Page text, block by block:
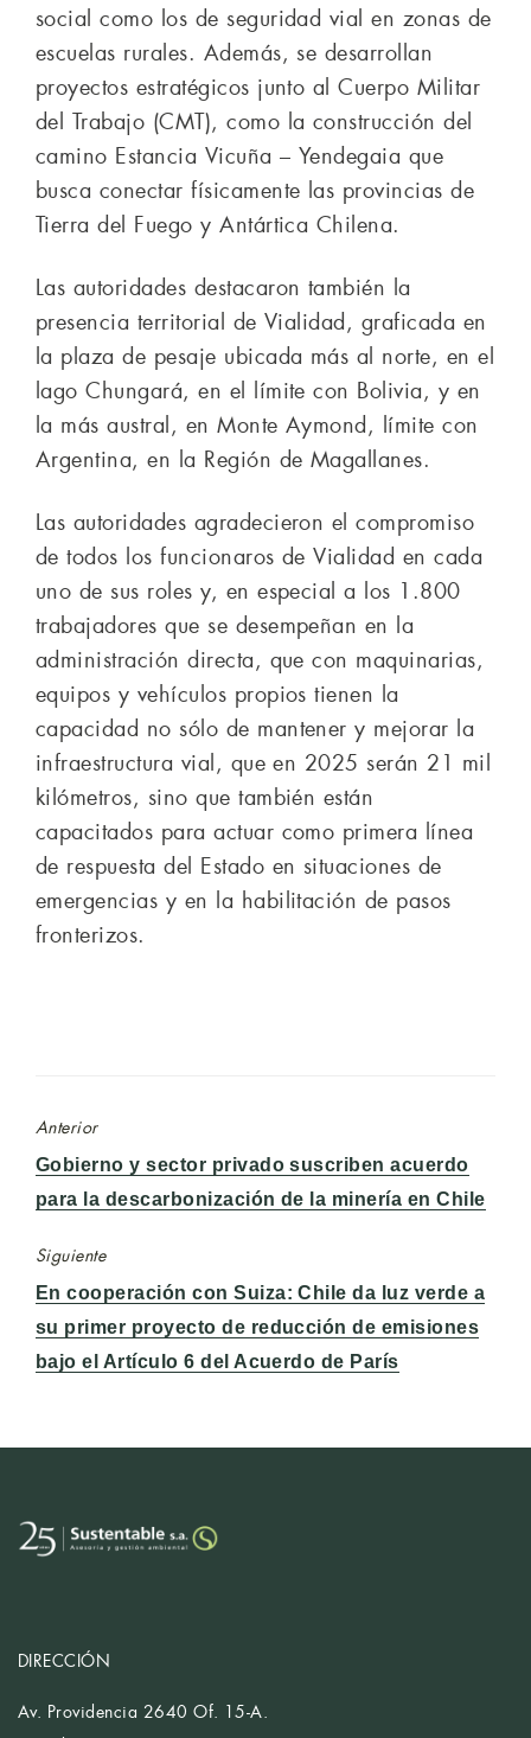
social como los de seguridad vial en zonas de
escuelas rurales. Además, se desarrollan
proyectos estratégicos junto al Cuerpo Militar
del Trabajo (CMT), como la construcción del
camino Estancia Vicuña – Yendegaia que
busca conectar físicamente las provincias de
Tierra del Fuego y Antártica Chilena.
Las autoridades destacaron también la
presencia territorial de Vialidad, graficada en
la plaza de pesaje ubicada más al norte, en el
lago Chungará, en el límite con Bolivia, y en
la más austral, en Monte Aymond, límite con
Argentina, en la Región de Magallanes.
Las autoridades agradecieron el compromiso
de todos los funcionaros de Vialidad en cada
uno de sus roles y, en especial a los 1.800
trabajadores que se desempeñan en la
administración directa, que con maquinarias,
equipos y vehículos propios tienen la
capacidad no sólo de mantener y mejorar la
infraestructura vial, que en 2025 serán 21 mil
kilómetros, sino que también están
capacitados para actuar como primera línea
de respuesta del Estado en situaciones de
emergencias y en la habilitación de pasos
fronterizos.
Anterior
Entrada
anterior:
Gobierno y sector privado suscriben acuerdo
para la descarbonización de la minería en Chile
Siguiente
Entrada
siguiente:
En cooperación con Suiza: Chile da luz verde a
su primer proyecto de reducción de emisiones
bajo el Artículo 6 del Acuerdo de París
DIRECCIÓN
Av. Providencia 2640 Of. 15-A.